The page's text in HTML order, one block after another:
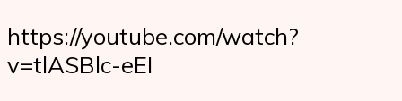
https://youtube.com/watch?
v=tlASBlc-eEI